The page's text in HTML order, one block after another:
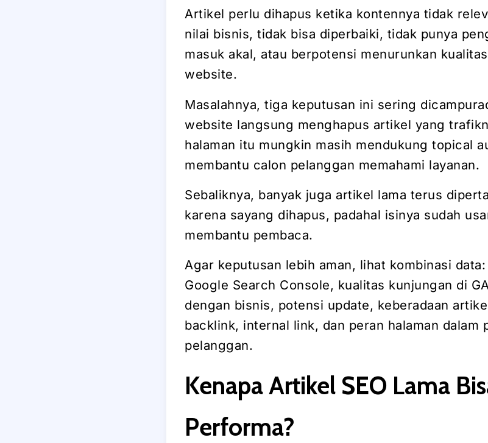
Artikel perlu dihapus ketika kontennya tidak
nilai bisnis, tidak bisa diperbaiki, tidak punya
masuk akal, atau berpotensi menurunkan
website.
Masalahnya, tiga keputusan ini sering
website langsung menghapus artikel yang
halaman itu mungkin masih mendukung topical
membantu calon pelanggan memahami layanan.
Sebaliknya, banyak juga artikel lama terus
karena sayang dihapus, padahal isinya sudah
membantu pembaca.
Agar keputusan lebih aman, lihat kombinasi
Google Search Console, kualitas kunjungan di
dengan bisnis, potensi update, keberadaan
backlink, internal link, dan peran halaman dalam
pelanggan.
Kenapa Artikel SEO Lama
Performa?